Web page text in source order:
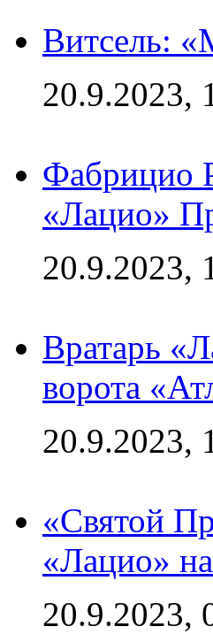
Витсель:
20.9.2023,
Фабрицио
«Лацио»
20.9.2023,
Вратарь
ворота
20.9.2023,
«Святой
«Лацио»
20.9.2023,